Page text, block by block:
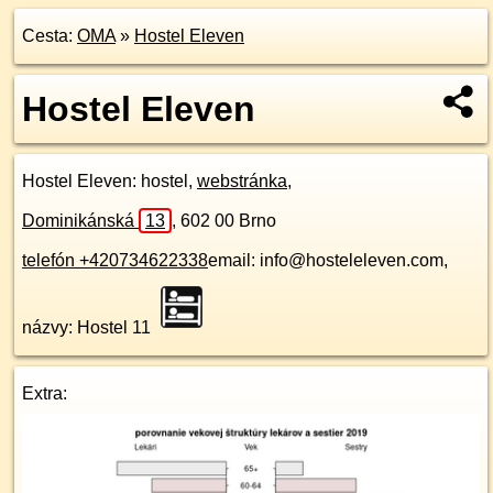
Cesta: OMA» Hostel Eleven
Hostel Eleven
Hostel Eleven: hostel, webstránka,
Dominikánská 13 , 602 00 Brno
telefón +420734622338email: info@hosteleleven.com,
názvy: Hostel 11
Extra: